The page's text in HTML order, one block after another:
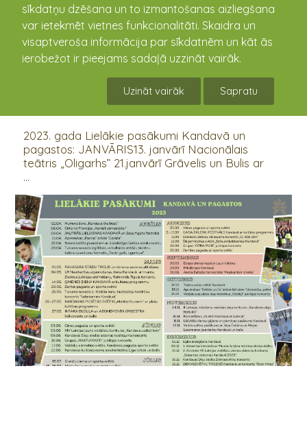
sīkdatņu dzēšana un to izmantošanas aizliegšana
var ietekmēt vietnes funkcionalitāti. Skaidra un
visaptveroša informācija par sīkdatnēm un kāt ās
ierobežot ir pieejams sadaļā uzzināt vairāk.
Uzināt vairāk Sapratu
2023. gada Lielākie pasākumi Kandavā un
2023. gada Lielākie pasākumi Kandavā un
pagastos: JANVĀRIS13. janvārī Nacionālais
teātris „Oligarhs” 21.janvārī Grāvelis un Bulis ar
...